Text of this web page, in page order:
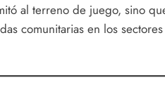
al terreno de juego, sino
comunitarias en los